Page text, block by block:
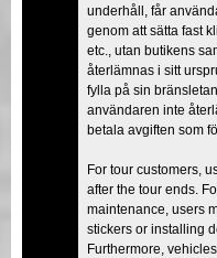
underhåll, får
genom att sätta fast
etc., utan butikens
återlämnas i sitt
fylla på sin
användaren inte
betala avgiften som
For tour customers,
after the tour ends.
maintenance, users
stickers or installing
Furthermore,